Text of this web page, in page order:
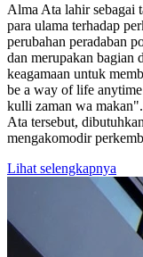
Alma Ata lahir sebagai
para ulama terhadap
perubahan peradaban
dan merupakan bagian
keagamaan untuk
be a way of life
kulli zaman wa
Ata tersebut,
mengakomodir
Lihat selengkapnya